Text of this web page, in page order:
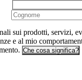
sui prodotti, servizi,
e al mio
Che cosa significa?